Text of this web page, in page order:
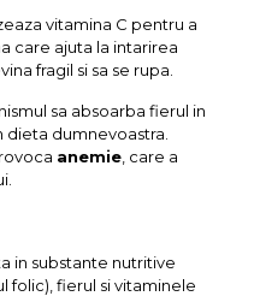
vitamina C pentru a
care ajuta la intarirea
fragil si sa se rupa.
sa absoarba fierul in
dumnevoastra.
anemie, care a
in substante nutritive
folic), fierul si vitaminele